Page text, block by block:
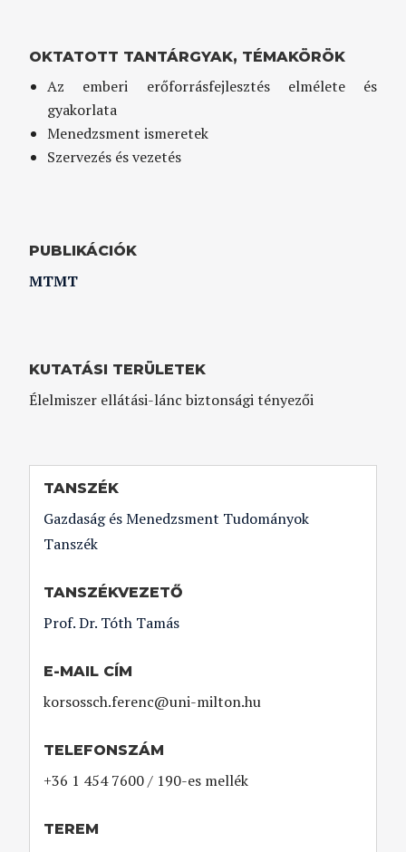
OKTATOTT TANTÁRGYAK, TÉMAKÖRÖK
Az emberi erőforrásfejlesztés elmélete és
gyakorlata
Menedzsment ismeretek
Szervezés és vezetés
PUBLIKÁCIÓK
MTMT
KUTATÁSI TERÜLETEK
Élelmiszer ellátási-lánc biztonsági tényezői
TANSZÉK
Gazdaság és Menedzsment Tudományok
Tanszék
TANSZÉKVEZETŐ
Prof. Dr. Tóth Tamás
E-MAIL CÍM
korsossch.ferenc@uni-milton.hu
TELEFONSZÁM
+36 1 454 7600 / 190-es mellék
TEREM